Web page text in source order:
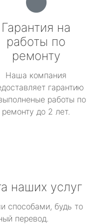
Гарантия на
работы по
ремонту
Наша компания
гарантию
работы по
ремонту до 2 лет.
наших услуг
способами, будь то
перевод.